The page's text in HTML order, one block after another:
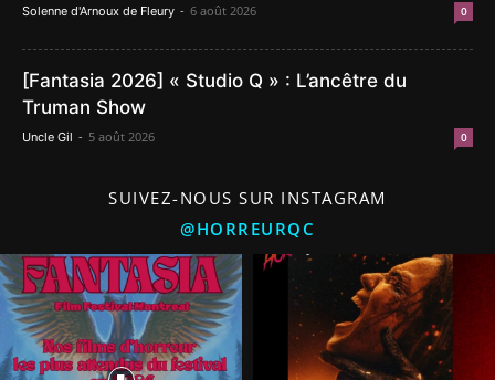
Solenne d'Arnoux de Fleury - 6 août 2026 0
[Fantasia 2026] « Studio Q » : L’ancêtre du
Truman Show
Uncle Gil - 5 août 2026 0
SUIVEZ-NOUS SUR INSTAGRAM
@HORREURQC